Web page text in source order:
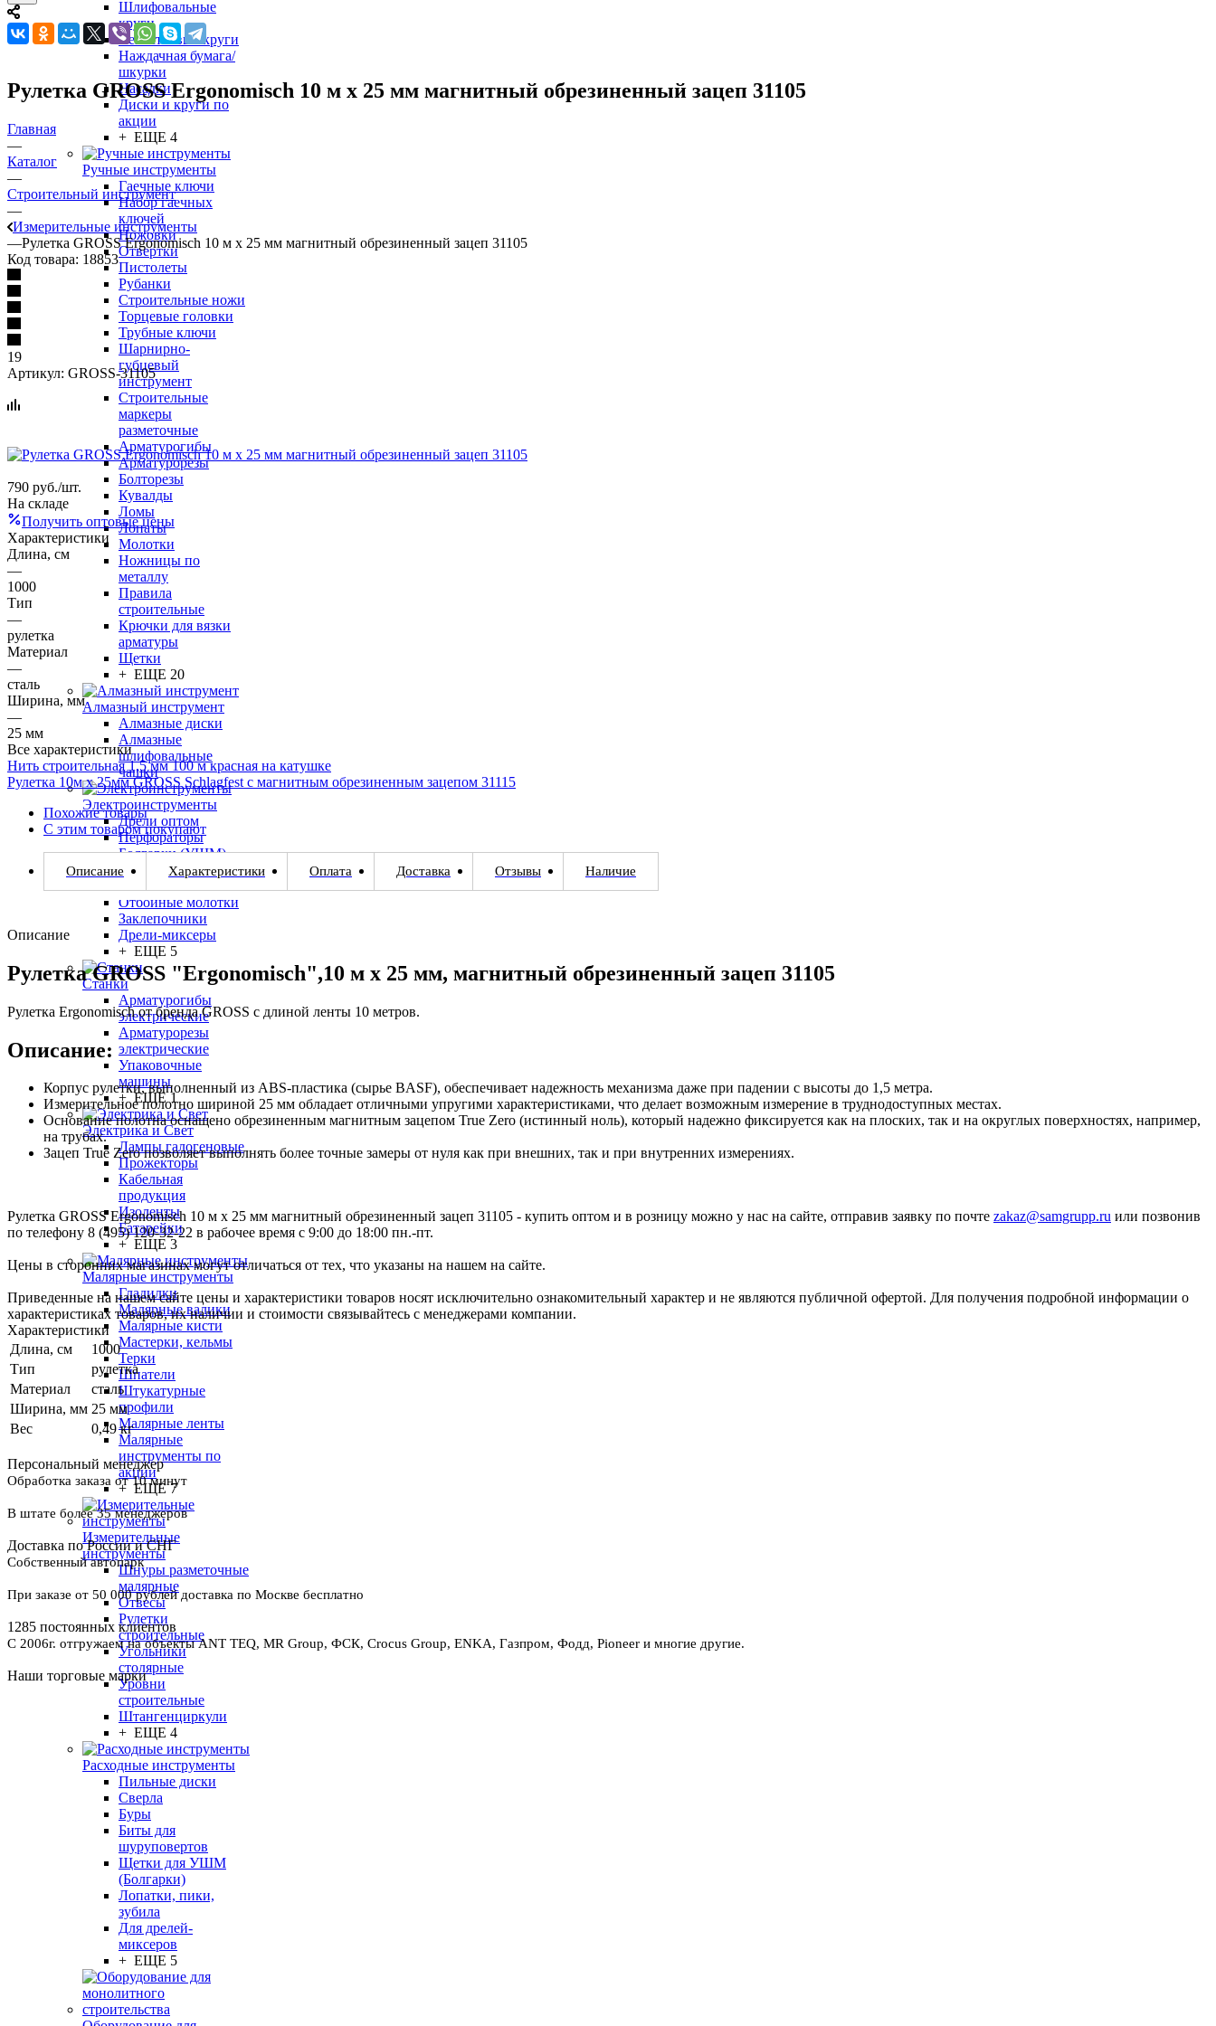
Шлифовальные
круги
Лепестковые круги
Наждачная бумага/
шкурки
Насадки
Диски и круги по
акции
+ ЕЩЕ 4
Ручные инструменты
Гаечные ключи
Набор гаечных
ключей
Ножовки
Отвертки
Пистолеты
Рубанки
Строительные ножи
Торцевые головки
Трубные ключи
Шарнирно-
губцевый
инструмент
Строительные
маркеры
разметочные
Арматурогибы
Арматурорезы
Болторезы
Кувалды
Ломы
Лопаты
Молотки
Ножницы по
металлу
Правила
строительные
Крючки для вязки
арматуры
Щетки
+ ЕЩЕ 20
Алмазный инструмент
Алмазные диски
Алмазные
шлифовальные
чашки
Электроинструменты
Дрели оптом
Перфораторы
Болгарки (УШМ)
Строительные
Отбойные молотки
Заклепочники
Дрели-миксеры
+ ЕЩЕ 5
Станки
Арматурогибы
электрические
Арматурорезы
электрические
Упаковочные
машины
+ ЕЩЕ 1
Электрика и Свет
Лампы галогеновые
Прожекторы
Кабельная
продукция
Изоленты
Батарейки
+ ЕЩЕ 3
Малярные инструменты
Гладилки
Малярные валики
Малярные кисти
Мастерки, кельмы
Терки
Шпатели
Штукатурные
профили
Малярные ленты
Малярные
инструменты по
акции
+ ЕЩЕ 7
Измерительные
инструменты
Шнуры разметочные
малярные
Отвесы
Рулетки
строительные
Угольники
столярные
Уровни
строительные
Штангенциркули
+ ЕЩЕ 4
Расходные инструменты
Пильные диски
Сверла
Буры
Биты для
шуруповертов
Щетки для УШМ
(Болгарки)
Лопатки, пики,
зубила
Для дрелей-
миксеров
+ ЕЩЕ 5
Рулетка GROSS Ergonomisch 10 м x 25 мм магнитный обрезиненный зацеп 31105
Главная
—
Каталог
—
Строительный инструмент
—
Измерительные инструменты
—Рулетка GROSS Ergonomisch 10 м x 25 мм магнитный обрезиненный зацеп 31105
Код товара: 18853
19
Артикул: GROSS-31105
790 руб./шт.
На складе
Получить оптовые цены
Характеристики
Длина, см
—
1000
Тип
—
рулетка
Материал
—
сталь
Ширина, мм
—
25 мм
Все характеристики
Нить строительная 1,5 мм 100 м красная на катушке
Рулетка 10м х 25мм GROSS Schlagfest с магнитным обрезиненным зацепом 31115
Похожие товары
С этим товаром покупают
Описание Характеристики Оплата Доставка Отзывы Наличие
Описание
Рулетка GROSS "Ergonomisch",10 м x 25 мм, магнитный обрезиненный зацеп 31105
Рулетка Ergonomisch от бренда GROSS с длиной ленты 10 метров.
Описание:
Корпус рулетки, выполненный из ABS-пластика (сырье BASF), обеспечивает надежность механизма даже при падении с высоты до 1,5 метра.
Измерительное полотно шириной 25 мм обладает отличными упругими характеристиками, что делает возможным измерение в труднодоступных местах.
Основание полотна оснащено обрезиненным магнитным зацепом True Zero (истинный ноль), который надежно фиксируется как на плоских, так и на округлых поверхностях, например,
на трубах.
Зацеп True Zero позволяет выполнять более точные замеры от нуля как при внешних, так и при внутренних измерениях.
Рулетка GROSS Ergonomisch 10 м x 25 мм магнитный обрезиненный зацеп 31105 - купить оптом и в розницу можно у нас на сайте, отправив заявку по почте zakaz@samgrupp.ru или позвонив
по телефону 8 (495) 120-32-22 в рабочее время с 9:00 до 18:00 пн.-пт.
Цены в сторонних магазинах могут отличаться от тех, что указаны на нашем на сайте.
Приведенные на нашем сайте цены и характеристики товаров носят исключительно ознакомительный характер и не являются публичной офертой. Для получения подробной информации о
характеристиках товаров, их наличии и стоимости связывайтесь с менеджерами компании.
Характеристики
Длина, см
1000
Тип
рулетка
Материал
сталь
Ширина, мм 25 мм
Вес
0,49 кг
Персональный менеджер
Обработка заказа от 10 минут
В штате более 35 менеджеров
Доставка по России и СНГ
Собственный автопарк
При заказе от 50 000 рублей доставка по Москве бесплатно
1285 постоянных клиентов
С 2006г. отгружаем на объекты ANT TEQ, MR Group, ФСК, Crocus Group, ENKA, Газпром, Фодд, Pioneer и многие другие.
Наши торговые марки